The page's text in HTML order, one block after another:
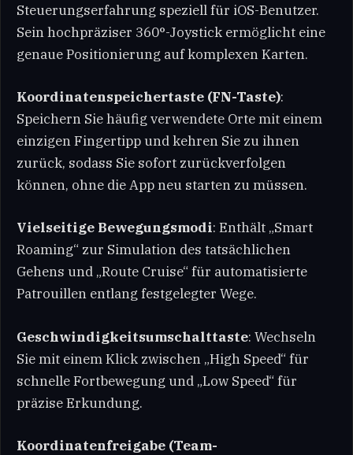
Steuerungserfahrung speziell für iOS-Benutzer.
Sein hochpräziser 360°-Joystick ermöglicht eine
genaue Positionierung auf komplexen Karten.
Koordinatenspeichertaste (FN-Taste):
Speichern Sie häufig verwendete Orte mit einem
einzigen Fingertipp und kehren Sie zu ihnen
zurück, sodass Sie sofort zurückverfolgen
können, ohne die App neu starten zu müssen.
Vielseitige Bewegungsmodi: Enthält „Smart
Roaming“ zur Simulation des tatsächlichen
Gehens und „Route Cruise“ für automatisierte
Patrouillen entlang festgelegter Wege.
Geschwindigkeitsumschalttaste: Wechseln
Sie mit einem Klick zwischen „High Speed“ für
schnelle Fortbewegung und „Low Speed“ für
präzise Erkundung.
Koordinatenfreigabe (Team-